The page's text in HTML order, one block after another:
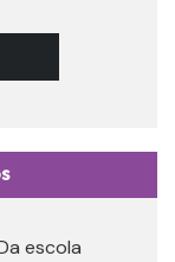
escola